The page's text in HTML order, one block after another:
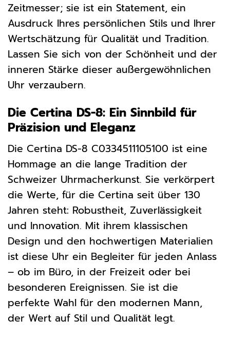
Zeitmesser; sie ist ein Statement, ein
Ausdruck Ihres persönlichen Stils und Ihrer
Wertschätzung für Qualität und Tradition.
Lassen Sie sich von der Schönheit und der
inneren Stärke dieser außergewöhnlichen
Uhr verzaubern.
Die Certina DS-8: Ein Sinnbild für
Präzision und Eleganz
Die Certina DS-8 C0334511105100 ist eine
Hommage an die lange Tradition der
Schweizer Uhrmacherkunst. Sie verkörpert
die Werte, für die Certina seit über 130
Jahren steht: Robustheit, Zuverlässigkeit
und Innovation. Mit ihrem klassischen
Design und den hochwertigen Materialien
ist diese Uhr ein Begleiter für jeden Anlass
– ob im Büro, in der Freizeit oder bei
besonderen Ereignissen. Sie ist die
perfekte Wahl für den modernen Mann,
der Wert auf Stil und Qualität legt.